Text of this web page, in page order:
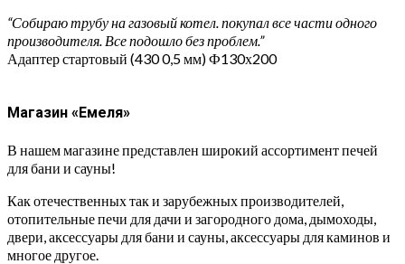
“Собираю трубу на газовый котел. покупал все части одного
производителя. Все подошло без проблем.”
Адаптер стартовый (430 0,5 мм) Ф130х200
Магазин «Емеля»
В нашем магазине представлен широкий ассортимент печей
для бани и сауны!
Как отечественных так и зарубежных производителей,
отопительные печи для дачи и загородного дома, дымоходы,
двери, аксессуары для бани и сауны, аксессуары для каминов и
многое другое.